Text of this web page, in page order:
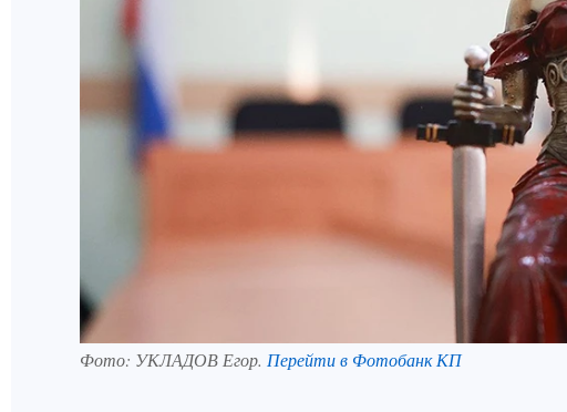
Фото: УКЛАДОВ Егор. Перейти в Фотобанк КП